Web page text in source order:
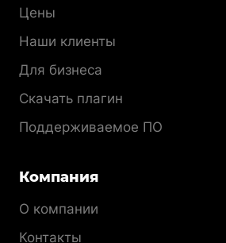
Цены
Наши клиенты
Для бизнеса
Скачать плагин
Поддерживаемое ПО
Компания
О компании
Контакты